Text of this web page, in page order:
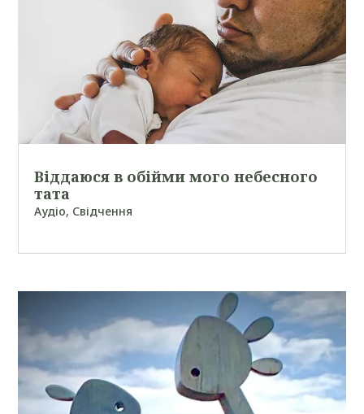
Віддаюся в обійми мого небесного
тата
Аудіо, Свідчення